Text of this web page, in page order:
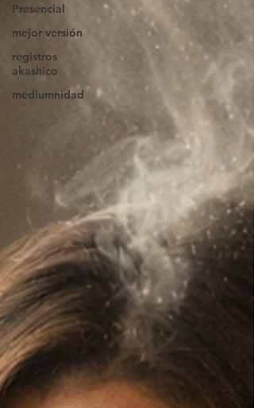
Presencial
mejor versión
registros
akashico
mediumnidad